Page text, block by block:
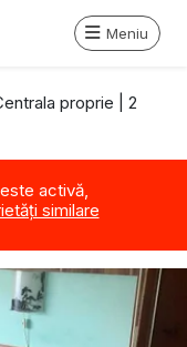
Meniu
proprie | 2
activă,
similare